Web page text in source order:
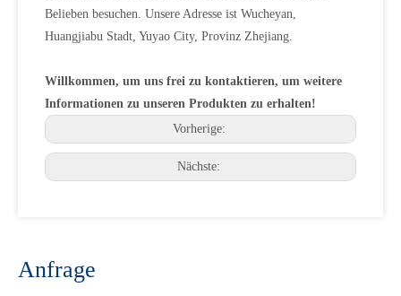
Belieben besuchen. Unsere Adresse ist Wucheyan,
Huangjiabu Stadt, Yuyao City, Provinz Zhejiang.
Willkommen, um uns frei zu kontaktieren, um weitere
Informationen zu unseren Produkten zu erhalten!
Vorherige:
Nächste:
Anfrage